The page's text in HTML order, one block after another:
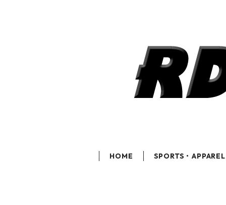
HOME SPORTS・APPAREL